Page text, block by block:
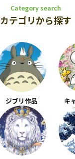
Category search
カテゴリから探す
ジブリ作品 キ